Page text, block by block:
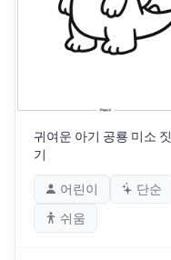
귀여운 아기 공룡 미소 짓
기
어린이
단순
쉬움